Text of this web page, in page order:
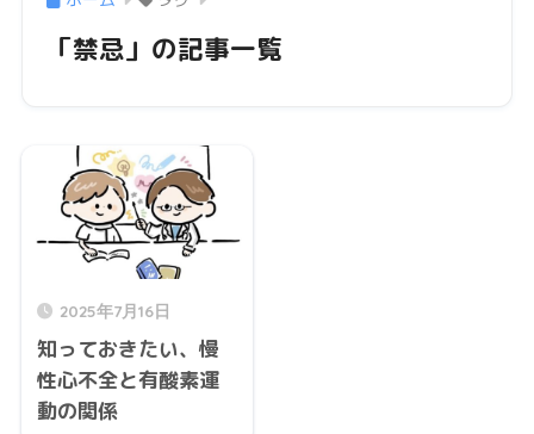
「禁忌」の記事一覧
2025年7月16日
知っておきたい、慢
性心不全と有酸素運
動の関係